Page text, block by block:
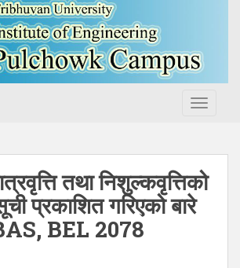
तथा निशुल्कवृत्तिको
प्रकाशित गरिएको बारे
BEL 2078